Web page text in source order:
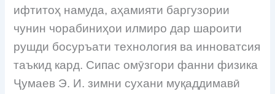
ифтитоҳ намуда, аҳамияти баргузории
чунин чорабиниҳои илмиро дар шароити
рушди босуръати технология ва инноватсия
таъкид кард. Сипас омӯзгори фанни физика
Ҷумаев Э. И. зимни сухани муқаддимавӣ